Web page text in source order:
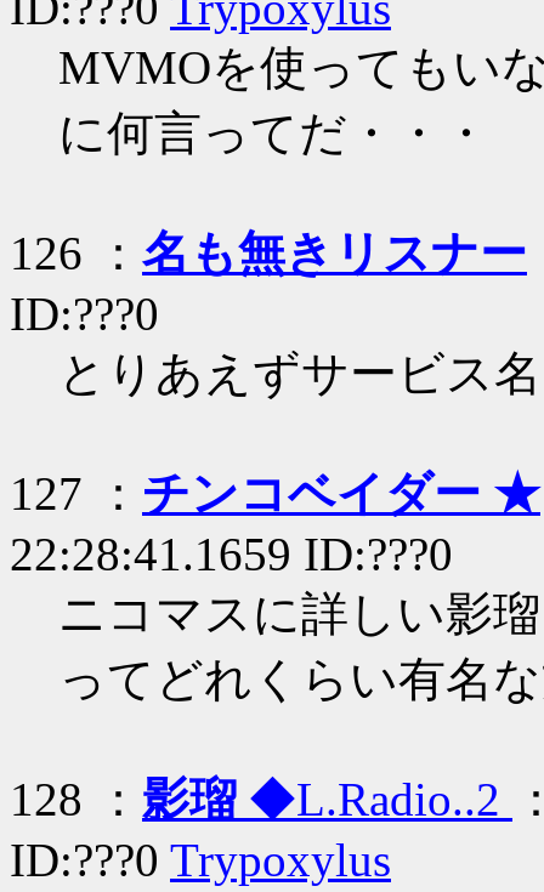
MVMOを使ってもい
に何言ってだ・・・
126 ： 名も無きリスナー
ID:???0
とりあえずサービス
127 ： チンコベイダー ★
22:28:41.1659 ID:???0
ニコマスに詳しい影
ってどれくらい有名
128 ： 影瑠 ◆L.Radio..2
ID:???0 Trypoxylus